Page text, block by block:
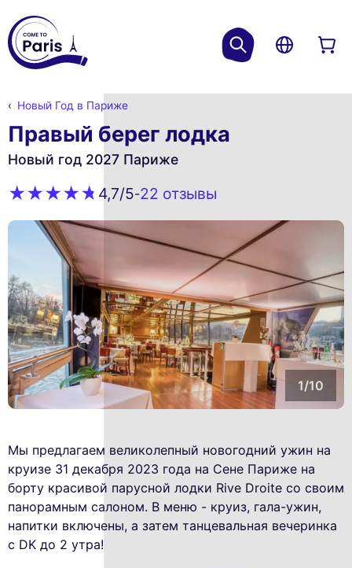
Новый Год в Париже
Правый берег лодка
Новый год 2027 Париже
4,7/5-22 oтзывы
1/10
Мы предлагаем великолепный новогодний ужин на
круизе 31 декабря 2023 года на Сене Париже на
борту красивой парусной лодки Rive Droite со своим
панорамным салоном. В меню - круиз, гала-ужин,
напитки включены, а затем танцевальная вечеринка
с DK до 2 утра!